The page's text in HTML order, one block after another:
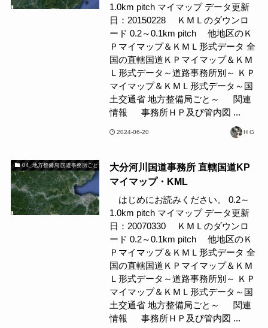
1.0km pitch マイマップ データ更新
日：20150228 ＫＭＬのダウンロ
ード 0.2～0.1km pitch 他地区のＫ
Ｐマイマップ＆ＫＭＬ形式データ 全
国の直轄国道ＫＰマイマップ＆ＫＭ
Ｌ形式データ～道路事務所別～ ＫＰ
マイマップ＆ＫＭＬ形式データ～国
土交通省 地方整備局ごと～ 関連
情報 事務所ＨＰ及び管内図 ...
2024-06-20 H G
04_地方整備局 国道事務所ごと
大分河川国道事務所 直轄国道KP
マイマップ・KML
はじめにお読みください。 0.2～
1.0km pitch マイマップ データ更新
日：20070330 ＫＭＬのダウンロ
ード 0.2～0.1km pitch 他地区のＫ
Ｐマイマップ＆ＫＭＬ形式データ 全
国の直轄国道ＫＰマイマップ＆ＫＭ
Ｌ形式データ～道路事務所別～ ＫＰ
マイマップ＆ＫＭＬ形式データ～国
土交通省 地方整備局ごと～ 関連
情報 事務所ＨＰ及び管内図 ...